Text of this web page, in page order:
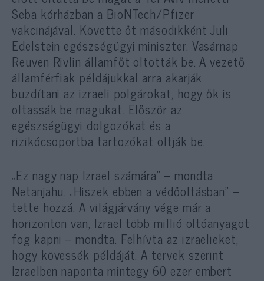
Seba kórházban a BioNTech/Pfizer
vakcinájával. Követte őt másodikként Juli
Edelstein egészségügyi miniszter. Vasárnap
Reuven Rivlin államfőt oltották be. A vezető
államférfiak példájukkal arra akarják
buzdítani az izraeli polgárokat, hogy ők is
oltassák be magukat. Először az
egészségügyi dolgozókat és a
rizikócsoportba tartozókat oltják be.
„Ez nagy nap Izrael számára” – mondta
Netanjahu. „Hiszek ebben a védőoltásban” –
tette hozzá. A világjárvány vége már a
horizonton van, Izrael több millió oltóanyagot
fog kapni – mondta. Felhívta az izraelieket,
hogy kövessék példáját. A tervek szerint
Izraelben naponta mintegy 60 ezer embert